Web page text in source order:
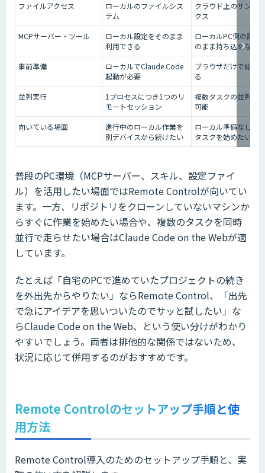
ファイルアクセス
ローカルのファイルシス
テム
クラウド上のサンド
クス
MCPサーバー・ツール
ローカル設定をそのまま
利用できる
ローカルPC側の設定
のまま持ち込めない
事前準備
ローカルでClaude Code
起動が必要
ブラウザだけで始め
る
並列実行
1プロセスにつき1つのリ
モートセッション
複数タスクの並列実
可能
向いている場面
進行中のローカル作業を
別デバイスから続けたい
ローカル準備なしで
タスクを始めたい
普段のPC環境（MCPサーバー、スキル、設定ファイ
ル）を活用したい場面ではRemote Controlが向いてい
ます。一方、リポジトリをクローンしていないマシンか
らすぐに作業を始めたい場合や、複数のタスクを同時
並行で走らせたい場合はClaude Code on the Webが適
しています。
たとえば「自宅のPCで進めていたプロジェクトの続き
を外出先からやりたい」ならRemote Control、「出先
で急にアイデアを思いついたのでサッと試したい」な
らClaude Code on the Web、という使い分けがわかり
やすいでしょう。両者は排他的な関係ではないため、
状況に応じて併用するのがおすすめです。
Remote Controlのセットアップ手順と使
用方法
Remote Control導入のためのセットアップ手順と、実